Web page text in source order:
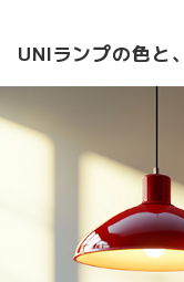
UNIランプの色と